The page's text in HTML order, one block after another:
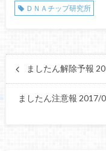
ＤＮＡチップ研究所
ましたん解除予報
ましたん注意報 2017/